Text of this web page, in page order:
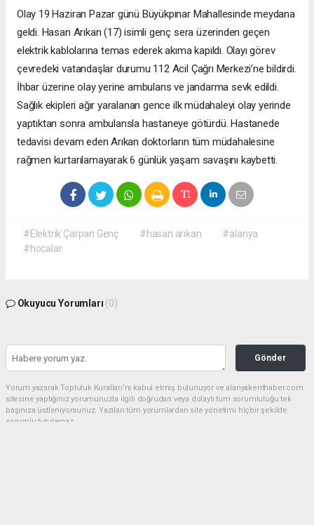
Olay 19 Haziran Pazar günü Büyükpınar Mahallesinde meydana
geldi. Hasan Arıkan (17) isimli genç sera üzerinden geçen
elektrik kablolarına temas ederek akıma kapıldı. Olayı görev
çevredeki vatandaşlar durumu 112 Acil Çağrı Merkezi’ne bildirdi.
İhbar üzerine olay yerine ambulans ve jandarma sevk edildi.
Sağlık ekipleri ağır yaralanan gence ilk müdahaleyi olay yerinde
yaptıktan sonra ambulansla hastaneye götürdü. Hastanede
tedavisi devam eden Arıkan doktorların tüm müdahalesine
rağmen kurtarılamayarak 6 günlük yaşam savaşını kaybetti.
#Elektrik Çarpan Genç #hasan arıkan
#alanya
#hocalar
Okuyucu Yorumları (0)
Gönder
Yorum yazarak Topluluk Kuralları’nı kabul etmiş bulunuyor ve alanyakenthaber.com
sitesine yaptığınız yorumunuzla ilgili doğrudan veya dolaylı tüm sorumluluğu tek
başınıza üstleniyorsunuz. Yazılan tüm yorumlardan site yönetimi hiçbir şekilde
sorumlu tutulamaz.